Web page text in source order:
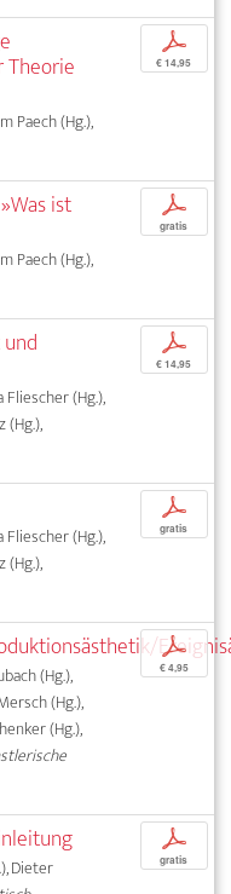
Theorie
Paech (Hg.),
p
€ 14,95
ist
Paech (Hg.),
p
gratis
Fliescher (Hg.),
(Hg.),
p
€ 14,95
Fliescher (Hg.),
(Hg.),
p
gratis
(Hg.),
(Hg.),
(Hg.),
p
€ 4,95
Dieter
p
gratis